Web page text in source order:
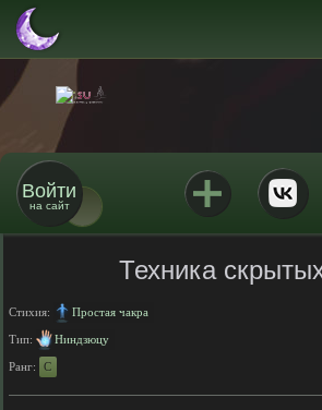
Войти
на сайт
Техника
Стихия: Простая чакра
Тип: Ниндзюцу
Ранг: C